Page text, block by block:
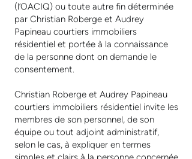
(l’OACIQ) ou toute autre fin déterminée
par Christian Roberge et Audrey
Papineau courtiers immobiliers
résidentiel et portée à la connaissance
de la personne dont on demande le
consentement.
Christian Roberge et Audrey Papineau
courtiers immobiliers résidentiel invite les
membres de son personnel, de son
équipe ou tout adjoint administratif,
selon le cas, à expliquer en termes